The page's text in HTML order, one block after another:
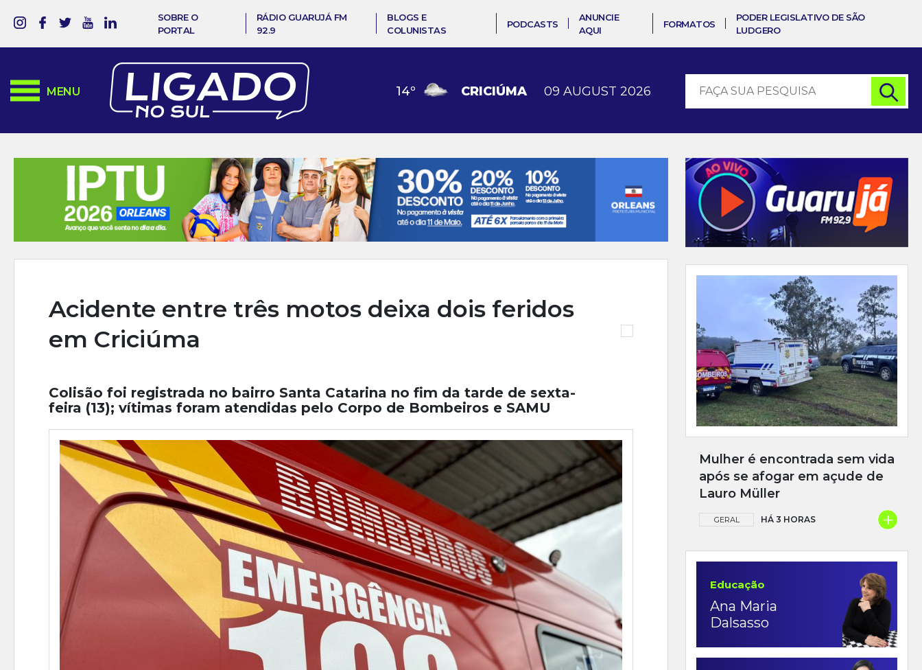
SOBRE O
PORTAL
RÁDIO GUARUJÁ FM
92.9
BLOGS E
COLUNISTAS
PODCASTS
ANUNCIE
AQUI
FORMATOS
PODER LEGISLATIVO DE SÃO
LUDGERO
MENU 14º CRICIÚMA 09 AUGUST 2026
Acidente entre três motos deixa dois feridos
em Criciúma
Colisão foi registrada no bairro Santa Catarina no fim da tarde de sexta-
feira (13); vítimas foram atendidas pelo Corpo de Bombeiros e SAMU
Mulher é encontrada sem vida
após se afogar em açude de
Lauro Müller
GERAL HÁ 3 HORAS +
Educação
Ana Maria
Dalsasso